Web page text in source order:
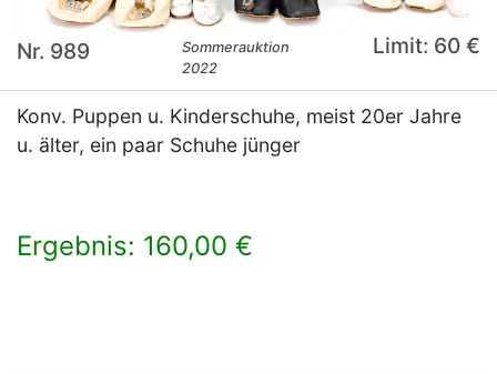
Nr. 989
Sommerauktion
2022
Limit: 60 €
Konv. Puppen u. Kinderschuhe, meist 20er Jahre
u. älter, ein paar Schuhe jünger
Ergebnis: 160,00 €